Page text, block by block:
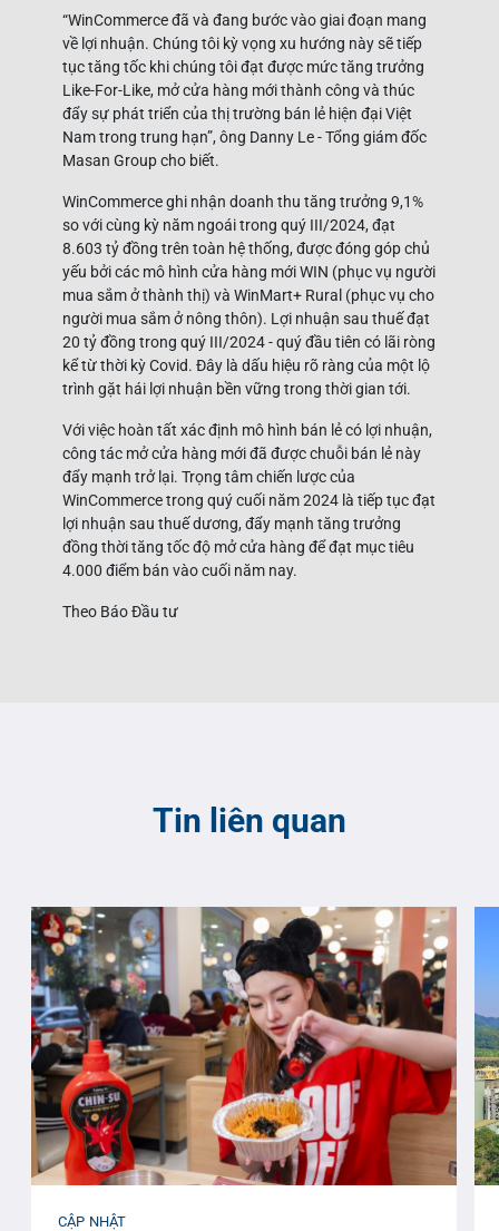
“WinCommerce đã và đang bước vào giai đoạn mang
về lợi nhuận. Chúng tôi kỳ vọng xu hướng này sẽ tiếp
tục tăng tốc khi chúng tôi đạt được mức tăng trưởng
Like-For-Like, mở cửa hàng mới thành công và thúc
đẩy sự phát triển của thị trường bán lẻ hiện đại Việt
Nam trong trung hạn”, ông Danny Le - Tổng giám đốc
Masan Group cho biết.
WinCommerce ghi nhận doanh thu tăng trưởng 9,1%
so với cùng kỳ năm ngoái trong quý III/2024, đạt
8.603 tỷ đồng trên toàn hệ thống, được đóng góp chủ
yếu bởi các mô hình cửa hàng mới WIN (phục vụ người
mua sắm ở thành thị) và WinMart+ Rural (phục vụ cho
người mua sắm ở nông thôn). Lợi nhuận sau thuế đạt
20 tỷ đồng trong quý III/2024 - quý đầu tiên có lãi ròng
kể từ thời kỳ Covid. Đây là dấu hiệu rõ ràng của một lộ
trình gặt hái lợi nhuận bền vững trong thời gian tới.
Với việc hoàn tất xác định mô hình bán lẻ có lợi nhuận,
công tác mở cửa hàng mới đã được chuỗi bán lẻ này
đẩy mạnh trở lại. Trọng tâm chiến lược của
WinCommerce trong quý cuối năm 2024 là tiếp tục đạt
lợi nhuận sau thuế dương, đẩy mạnh tăng trưởng
đồng thời tăng tốc độ mở cửa hàng để đạt mục tiêu
4.000 điểm bán vào cuối năm nay.
Theo Báo Đầu tư
Tin liên quan
CẬP NHẬT